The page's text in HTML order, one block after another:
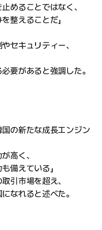
めることではなく、
整えることだ」
セキュリティー、
要があると強調した。
の新たな成長エンジン
高く、
備えている」
引市場を超え、
なれると述べた。